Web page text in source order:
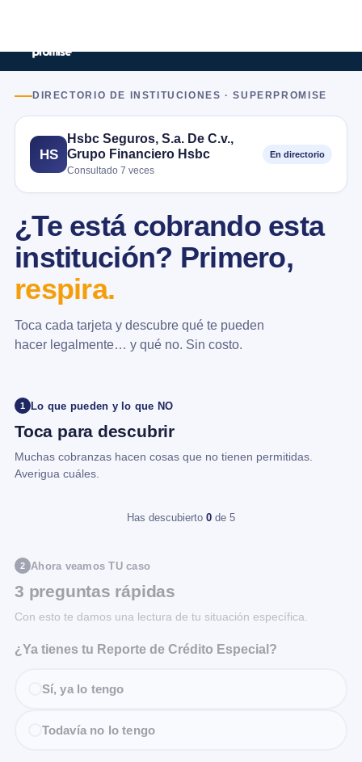
DIRECTORIO DE INSTITUCIONES · SUPERPROMISE
HS
Hsbc Seguros, S.a. De C.v.,
Grupo Financiero Hsbc
Consultado 7 veces
En directorio
¿Te está cobrando esta
institución? Primero,
respira.
Toca cada tarjeta y descubre qué te pueden
hacer legalmente… y qué no. Sin costo.
1 Lo que pueden y lo que NO
Toca para descubrir
Muchas cobranzas hacen cosas que no tienen permitidas.
Averigua cuáles.
Has descubierto 0 de 5
2 Ahora veamos TU caso
3 preguntas rápidas
Con esto te damos una lectura de tu situación específica.
¿Ya tienes tu Reporte de Crédito Especial?
Sí, ya lo tengo
Todavía no lo tengo